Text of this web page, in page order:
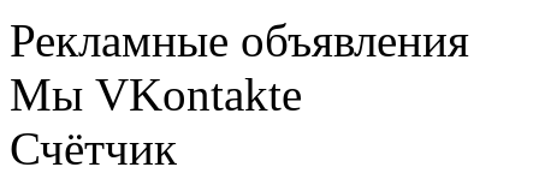
Рекламные объявления
Мы VKontakte
Счётчик